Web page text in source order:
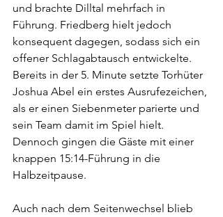
und brachte Dilltal mehrfach in
Führung. Friedberg hielt jedoch
konsequent dagegen, sodass sich ein
offener Schlagabtausch entwickelte.
Bereits in der 5. Minute setzte Torhüter
Joshua Abel ein erstes Ausrufezeichen,
als er einen Siebenmeter parierte und
sein Team damit im Spiel hielt.
Dennoch gingen die Gäste mit einer
knappen 15:14-Führung in die
Halbzeitpause.
Auch nach dem Seitenwechsel blieb